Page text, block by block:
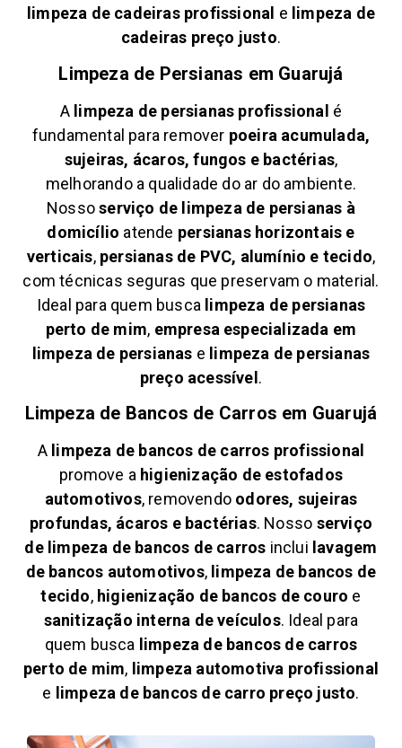
limpeza de cadeiras profissional e limpeza de
cadeiras preço justo.
Limpeza de Persianas em Guarujá
A limpeza de persianas profissional é
fundamental para remover poeira acumulada,
sujeiras, ácaros, fungos e bactérias,
melhorando a qualidade do ar do ambiente.
Nossoserviço de limpeza de persianas à
domicílio atende persianas horizontais e
verticais, persianas de PVC, alumínio e tecido,
com técnicas seguras que preservam o material.
Ideal para quem busca limpeza de persianas
perto de mim, empresa especializada em
limpeza de persianas e limpeza de persianas
preço acessível.
Limpeza de Bancos de Carros em Guarujá
A limpeza de bancos de carros profissional
promove a higienização de estofados
automotivos, removendo odores, sujeiras
profundas, ácaros e bactérias. Nosso serviço
de limpeza de bancos de carros inclui lavagem
de bancos automotivos, limpeza de bancos de
tecido, higienização de bancos de couro e
sanitização interna de veículos. Ideal para
quem busca limpeza de bancos de carros
perto de mim, limpeza automotiva profissional
e limpeza de bancos de carro preço justo.